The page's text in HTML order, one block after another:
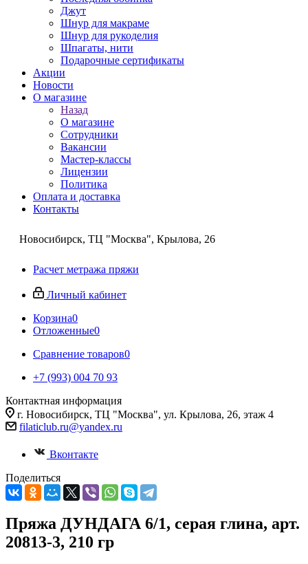
Джут
Шнур для макраме
Шнур для рукоделия
Шпагаты, нити
Подарочные сертификаты
Акции
Новости
О магазине
Назад
О магазине
Сотрудники
Вакансии
Мастер-классы
Лицензии
Политика
Оплата и доставка
Контакты
Новосибирск, ТЦ "Москва", Крылова, 26
Расчет метража пряжи
Личный кабинет
Корзина0
Отложенные0
Сравнение товаров0
+7 (993) 004 70 93
Контактная информация
г. Новосибирск, ТЦ "Москва", ул. Крылова, 26, этаж 4
filaticlub.ru@yandex.ru
Вконтакте
Поделиться
Пряжа ДУНДАГА 6/1, серая глина, арт.
20813-3, 210 гр